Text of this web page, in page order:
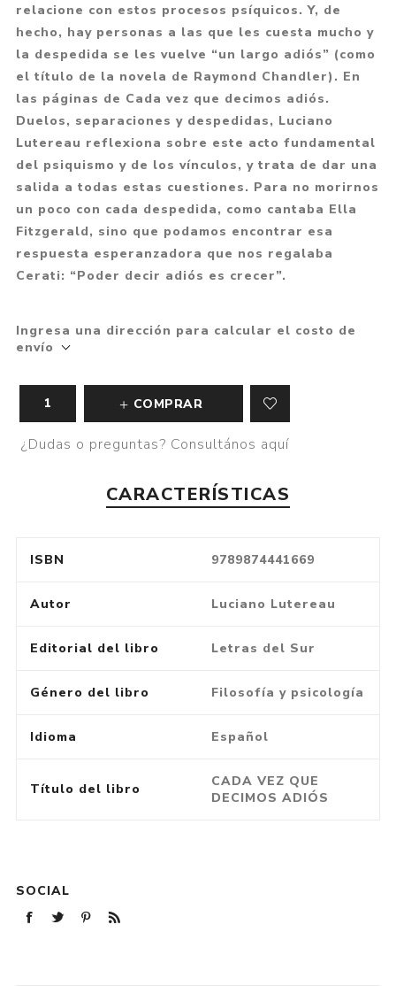
relacione con estos procesos psíquicos. Y, de
hecho, hay personas a las que les cuesta mucho y
la despedida se les vuelve “un largo adiós” (como
el título de la novela de Raymond Chandler). En
las páginas de Cada vez que decimos adiós.
Duelos, separaciones y despedidas, Luciano
Lutereau reflexiona sobre este acto fundamental
del psiquismo y de los vínculos, y trata de dar una
salida a todas estas cuestiones. Para no morirnos
un poco con cada despedida, como cantaba Ella
Fitzgerald, sino que podamos encontrar esa
respuesta esperanzadora que nos regalaba
Cerati: “Poder decir adiós es crecer”.
Ingresa una dirección para calcular el costo de
envío
COMPRAR
¿Dudas o preguntas? Consultános aquí
CARACTERÍSTICAS
ISBN 9789874441669
Autor Luciano Lutereau
Editorial del libro Letras del Sur
Género del libro Filosofía y psicología
Idioma Español
Título del libro
CADA VEZ QUE
DECIMOS ADIÓS
SOCIAL